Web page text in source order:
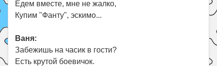
Едем вместе, мне не жалко,
Купим "Фанту", эскимо...
Ваня:
Забежишь на часик в гости?
Есть крутой боевичок.